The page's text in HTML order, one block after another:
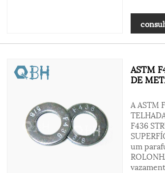
ASTM
DE
A ASTM
F436
um